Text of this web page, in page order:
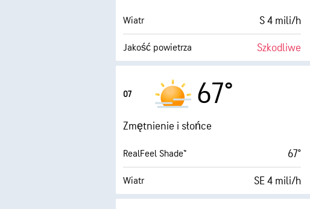
Wiatr S 4 mili/h
Jakość powietrza Szkodliwe
AccuLumen Brightness Index™
07 67°
Zmętnienie i słońce
RealFeel Shade™ 67°
Wiatr SE 4 mili/h